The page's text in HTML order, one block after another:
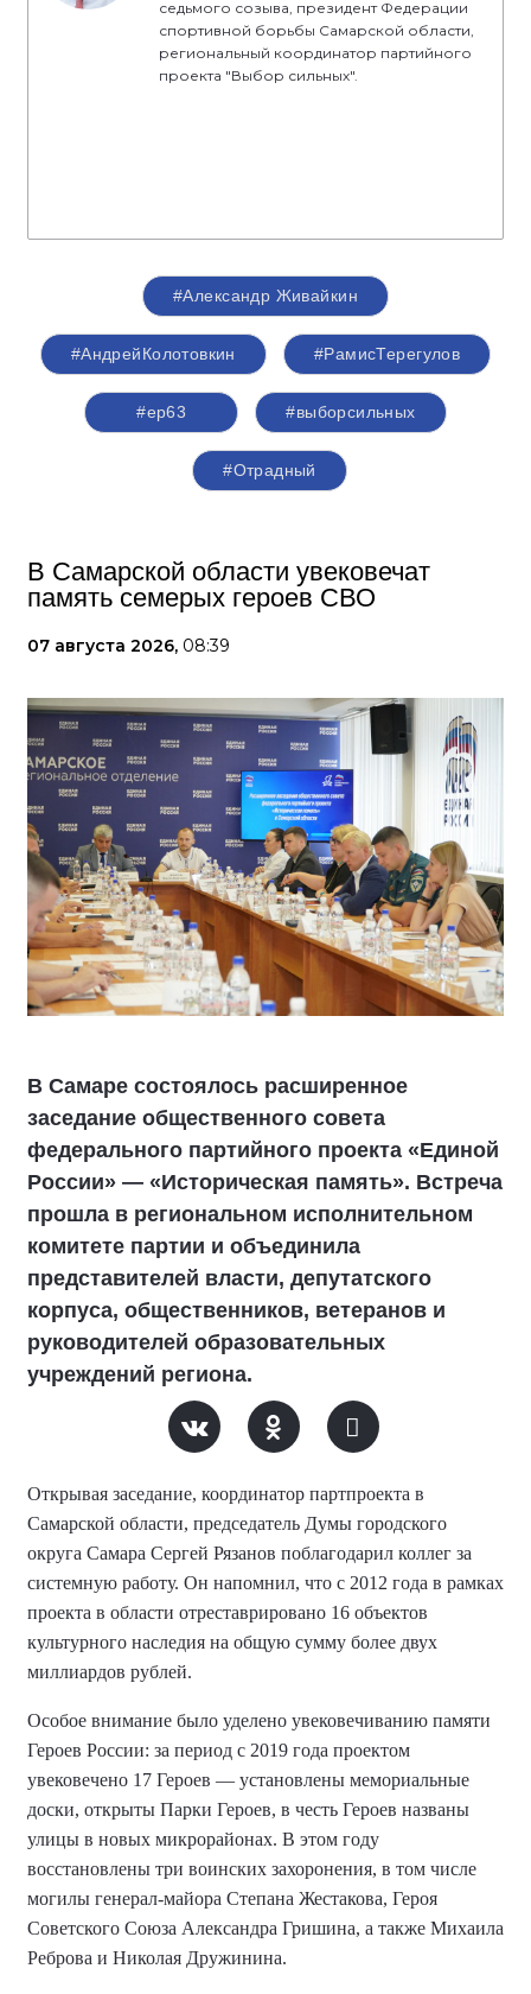
седьмого созыва, президент Федерации
спортивной борьбы Самарской области,
региональный координатор партийного
проекта "Выбор сильных".
#Александр Живайкин
#АндрейКолотовкин #РамисТерегулов
#ер63 #выборсильных
#Отрадный
В Самарской области увековечат
память семерых героев СВО
07 августа 2026, 08:39
В Самаре состоялось расширенное
заседание общественного совета
федерального партийного проекта «Единой
России» — «Историческая память». Встреча
прошла в региональном исполнительном
комитете партии и объединила
представителей власти, депутатского
корпуса, общественников, ветеранов и
руководителей образовательных
учреждений региона.
Открывая заседание, координатор партпроекта в
Самарской области, председатель Думы городского
округа Самара Сергей Рязанов поблагодарил коллег за
системную работу. Он напомнил, что с 2012 года в рамках
проекта в области отреставрировано 16 объектов
культурного наследия на общую сумму более двух
миллиардов рублей.
Особое внимание было уделено увековечиванию памяти
Героев России: за период с 2019 года проектом
увековечено 17 Героев — установлены мемориальные
доски, открыты Парки Героев, в честь Героев названы
улицы в новых микрорайонах. В этом году
восстановлены три воинских захоронения, в том числе
могилы генерал-майора Степана Жестакова, Героя
Советского Союза Александра Гришина, а также Михаила
Реброва и Николая Дружинина.